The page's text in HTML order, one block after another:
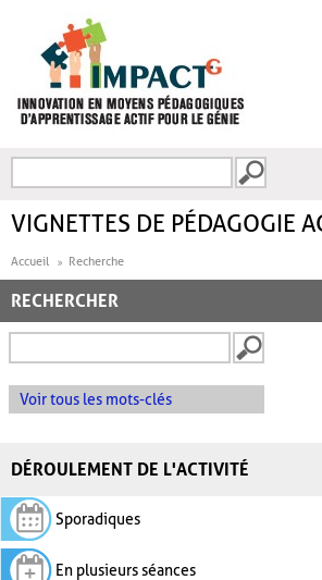
FORMULAIRE DE
VIGNETTES DE PÉDAGOGIE
Accueil Recherche
RECHERCHER
Voir tous les mots-clés
DÉROULEMENT DE L'ACTIVITÉ
Sporadiques
En plusieurs séances